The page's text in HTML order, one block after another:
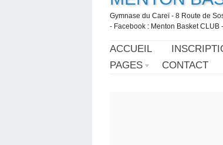
Gymnase du Careï - 8 Route de
- Facebook : Menton Basket
ACCUEIL
PAGES
CONTACT